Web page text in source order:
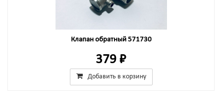
Клапан обратный 571730
379 ₽
Добавить в корзину